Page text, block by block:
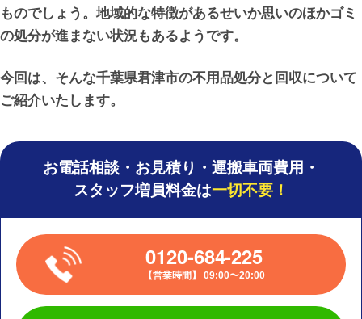
ものでしょう。地域的な特徴があるせいか思いのほかゴミ
の処分が進まない状況もあるようです。
今回は、そんな千葉県君津市の不用品処分と回収について
ご紹介いたします。
お電話相談・お見積り・運搬車両費用・
スタッフ増員料金は一切不要！
0120-684-225
営業時間 09:00〜20:00